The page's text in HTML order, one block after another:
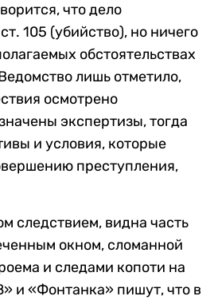
что дело
105 (убийство), но ничего
обстоятельствах
лишь отметило,
осмотрено
экспертизы, тогда
и условия, которые
преступления,
следствием, видна часть
окном, сломанной
и следами копоти на
и «Фонтанка» пишут, что в